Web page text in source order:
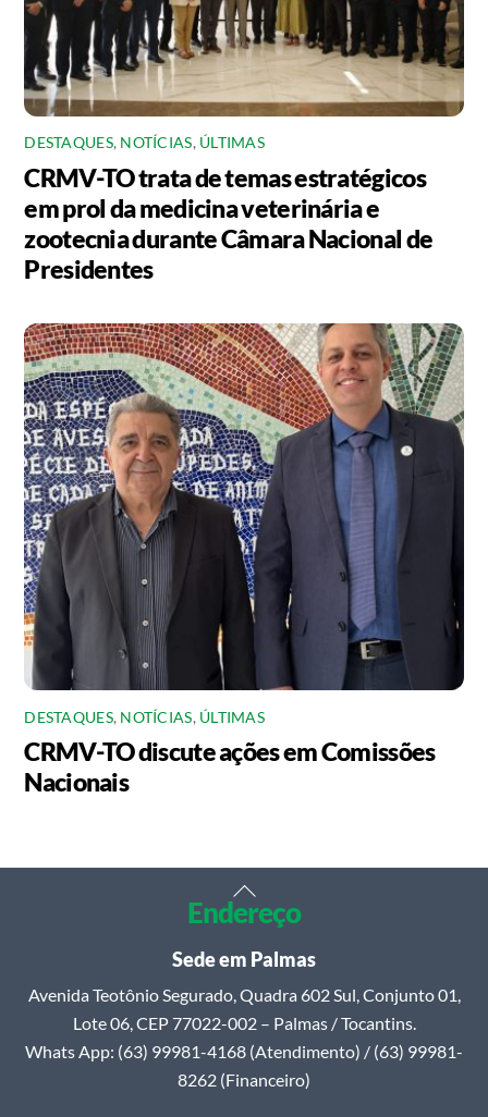
DESTAQUES, NOTÍCIAS, ÚLTIMAS
CRMV-TO trata de temas estratégicos
em prol da medicina veterinária e
zootecnia durante Câmara Nacional de
Presidentes
DESTAQUES, NOTÍCIAS, ÚLTIMAS
CRMV-TO discute ações em Comissões
Nacionais
Back
To
Top
Endereço
Sede em Palmas
Avenida Teotônio Segurado, Quadra 602 Sul, Conjunto 01,
Lote 06, CEP 77022-002 – Palmas / Tocantins.
Whats App: (63) 99981-4168 (Atendimento) / (63) 99981-
8262 (Financeiro)